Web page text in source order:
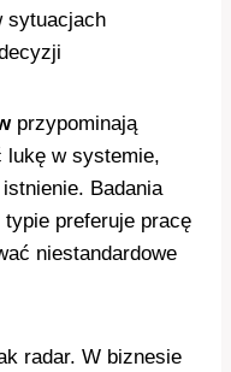
sytuacjach
przypominają
lukę w systemie,
Badania
preferuje pracę
niestandardowe
radar. W biznesie